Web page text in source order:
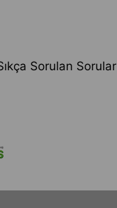
Sorulan Sorular